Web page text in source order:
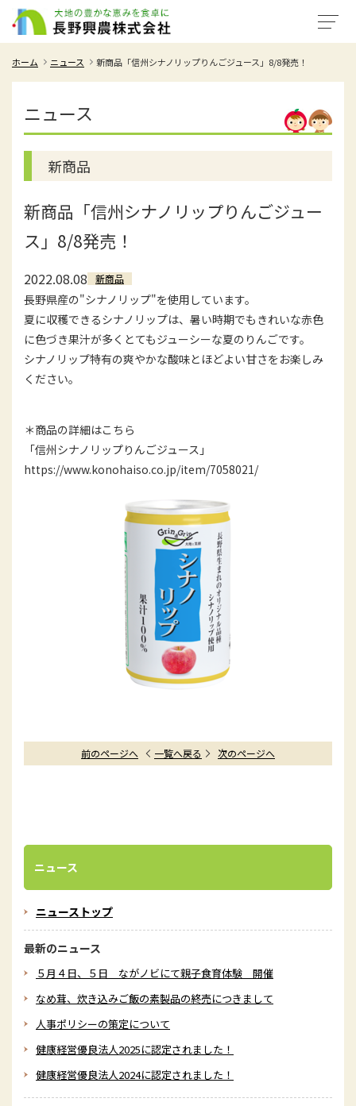
ホーム ニュース 新商品「信州シナノリップりんごジュース」8/8発売！
ニュース
新商品
新商品「信州シナノリップりんごジュー
ス」8/8発売！
2022.08.08 新商品
長野県産の"シナノリップ"を使用しています。
夏に収穫できるシナノリップは、暑い時期でもきれいな赤色
に色づき果汁が多くとてもジューシーな夏のりんごです。
シナノリップ特有の爽やかな酸味とほどよい甘さをお楽しみ
ください。
＊商品の詳細はこちら
「信州シナノリップりんごジュース」
https://www.konohaiso.co.jp/item/7058021/
前のページへ 一覧へ戻る 次のページへ
ニュース
ニューストップ
最新のニュース
５月４日、５日 ながノビにて親子食育体験 開催
なめ茸、炊き込みご飯の素製品の終売につきまして
人事ポリシーの策定について
健康経営優良法人2025に認定されました！
健康経営優良法人2024に認定されました！